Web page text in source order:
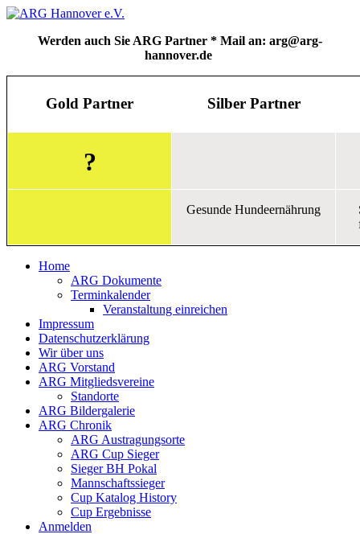
Werden auch Sie ARG Partner * Mail an: arg@arg-
hannover.de
Gold Partner Silber Partner
?
Gesunde Hundeernährung
Home
ARG Dokumente
Terminkalender
Veranstaltung einreichen
Impressum
Datenschutzerklärung
Wir über uns
ARG Vorstand
ARG Mitgliedsvereine
Standorte
ARG Bildergalerie
ARG Chronik
ARG Austragungsorte
ARG Cup Sieger
Sieger BH Pokal
Mannschaftssieger
Cup Katalog History
Cup Ergebnisse
Anmelden